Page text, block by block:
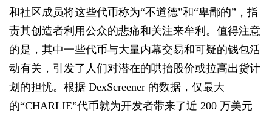
和社区成员将这些代币称为“不道德”和“卑鄙的”，指
责其创造者利用公众的悲痛和关注来牟利。值得注意
的是，其中一些代币与大量内幕交易和可疑的钱包活
动有关，引发了人们对潜在的哄抬股价或拉高出货计
划的担忧。根据 DexScreener 的数据，仅最大
的“CHARLIE”代币就为开发者带来了近 200 万美元